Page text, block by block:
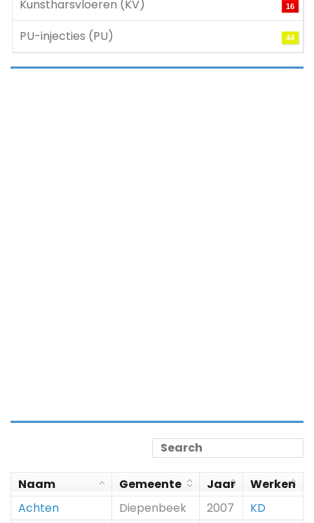
Kunstharsvloeren (KV) 16
PU-injecties (PU) 44
Naam Gemeente Jaar
Werken
Achten
Diepenbeek 2007 KD